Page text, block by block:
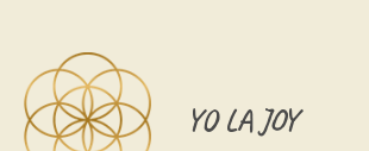
YO LA JOY